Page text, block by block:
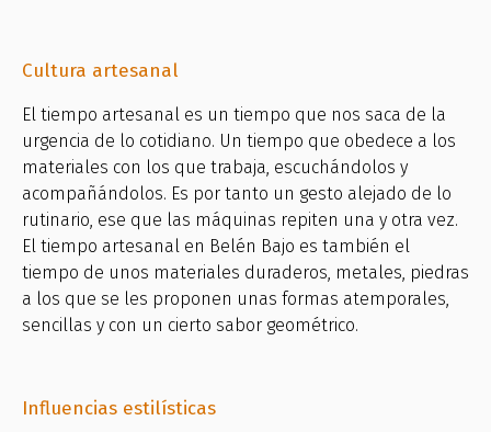
Cultura artesanal
El tiempo artesanal es un tiempo que nos saca de la
urgencia de lo cotidiano. Un tiempo que obedece a los
materiales con los que trabaja, escuchándolos y
acompañándolos. Es por tanto un gesto alejado de lo
rutinario, ese que las máquinas repiten una y otra vez.
El tiempo artesanal en Belén Bajo es también el
tiempo de unos materiales duraderos, metales, piedras
a los que se les proponen unas formas atemporales,
sencillas y con un cierto sabor geométrico.
Influencias estilísticas